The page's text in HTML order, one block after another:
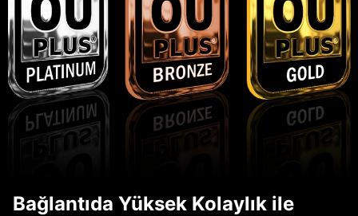
Bağlantıda Yüksek Kolaylık ile